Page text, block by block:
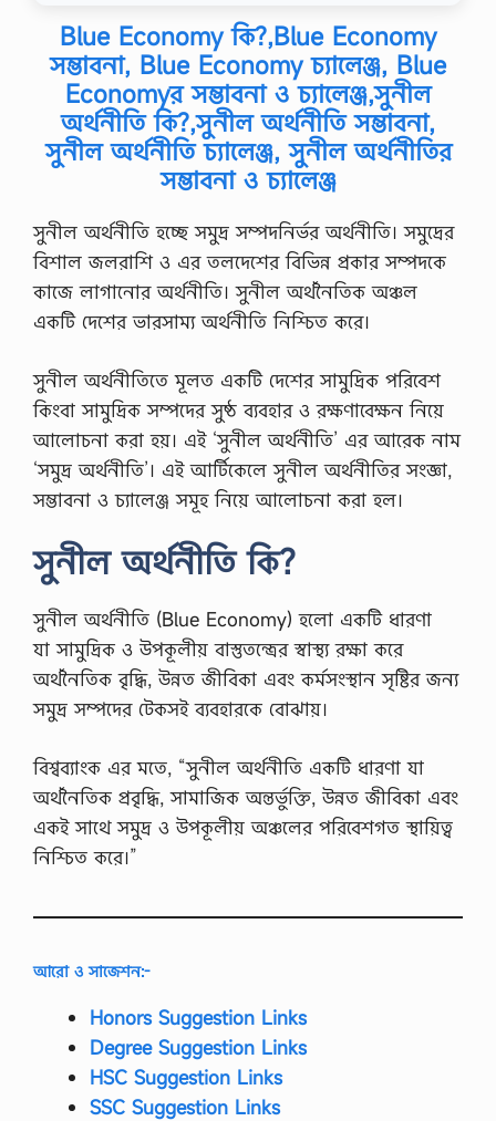
Blue Economy কি?,Blue Economy
সম্ভাবনা, Blue Economy চ্যালেঞ্জ, Blue
Economyর সম্ভাবনা ও চ্যালেঞ্জ,সুনীল
অর্থনীতি কি?,সুনীল অর্থনীতি সম্ভাবনা,
সুনীল অর্থনীতি চ্যালেঞ্জ, সুনীল অর্থনীতির
সম্ভাবনা ও চ্যালেঞ্জ
সুনীল অর্থনীতি হচ্ছে সমুদ্র সম্পদনির্ভর অর্থনীতি। সমুদ্রের
বিশাল জলরাশি ও এর তলদেশের বিভিন্ন প্রকার সম্পদকে
কাজে লাগানোর অর্থনীতি। সুনীল অর্থনৈতিক অঞ্চল
একটি দেশের ভারসাম্য অর্থনীতি নিশ্চিত করে।
সুনীল অর্থনীতিতে মূলত একটি দেশের সামুদ্রিক পরিবেশ
কিংবা সামুদ্রিক সম্পদের সুষ্ঠ ব্যবহার ও রক্ষণাবেক্ষন নিয়ে
আলোচনা করা হয়। এই ‘সুনীল অর্থনীতি’ এর আরেক নাম
‘সমুদ্র অর্থনীতি’। এই আর্টিকেলে সুনীল অর্থনীতির সংজ্ঞা,
সম্ভাবনা ও চ্যালেঞ্জ সমূহ নিয়ে আলোচনা করা হল।
সুনীল অর্থনীতি কি?
সুনীল অর্থনীতি (Blue Economy) হলো একটি ধারণা
যা সামুদ্রিক ও উপকূলীয় বাস্তুতন্ত্রের স্বাস্থ্য রক্ষা করে
অর্থনৈতিক বৃদ্ধি, উন্নত জীবিকা এবং কর্মসংস্থান সৃষ্টির জন্য
সমুদ্র সম্পদের টেকসই ব্যবহারকে বোঝায়।
বিশ্বব্যাংক এর মতে, “সুনীল অর্থনীতি একটি ধারণা যা
অর্থনৈতিক প্রবৃদ্ধি, সামাজিক অন্তর্ভুক্তি, উন্নত জীবিকা এবং
একই সাথে সমুদ্র ও উপকূলীয় অঞ্চলের পরিবেশগত স্থায়িত্ব
নিশ্চিত করে।”
আরো ও সাজেশন:-
Honors Suggestion Links
Degree Suggestion Links
HSC Suggestion Links
SSC Suggestion Links